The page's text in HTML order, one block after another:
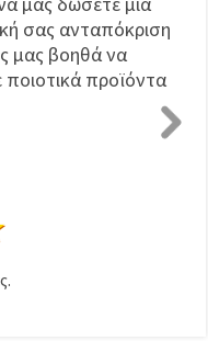
σας ανταπόκριση
μας βοηθά να
προϊόντα